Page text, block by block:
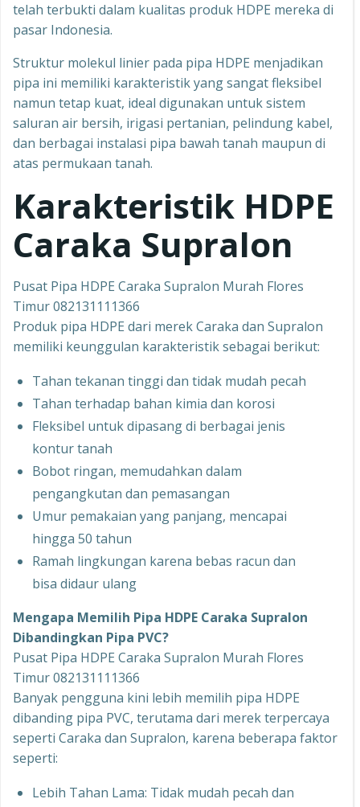
telah terbukti dalam kualitas produk HDPE mereka di
pasar Indonesia.
Struktur molekul linier pada pipa HDPE menjadikan
pipa ini memiliki karakteristik yang sangat fleksibel
namun tetap kuat, ideal digunakan untuk sistem
saluran air bersih, irigasi pertanian, pelindung kabel,
dan berbagai instalasi pipa bawah tanah maupun di
atas permukaan tanah.
Karakteristik HDPE
Caraka Supralon
Pusat Pipa HDPE Caraka Supralon Murah Flores
Timur 082131111366
Produk pipa HDPE dari merek Caraka dan Supralon
memiliki keunggulan karakteristik sebagai berikut:
Tahan tekanan tinggi dan tidak mudah pecah
Tahan terhadap bahan kimia dan korosi
Fleksibel untuk dipasang di berbagai jenis
kontur tanah
Bobot ringan, memudahkan dalam
pengangkutan dan pemasangan
Umur pemakaian yang panjang, mencapai
hingga 50 tahun
Ramah lingkungan karena bebas racun dan
bisa didaur ulang
Mengapa Memilih Pipa HDPE Caraka Supralon
Dibandingkan Pipa PVC?
Pusat Pipa HDPE Caraka Supralon Murah Flores
Timur 082131111366
Banyak pengguna kini lebih memilih pipa HDPE
dibanding pipa PVC, terutama dari merek terpercaya
seperti Caraka dan Supralon, karena beberapa faktor
seperti:
Lebih Tahan Lama: Tidak mudah pecah dan